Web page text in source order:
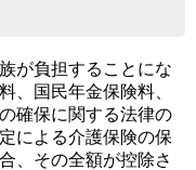
が負担することにな
、国民年金保険料、
確保に関する法律の
による介護保険の保
、その全額が控除さ